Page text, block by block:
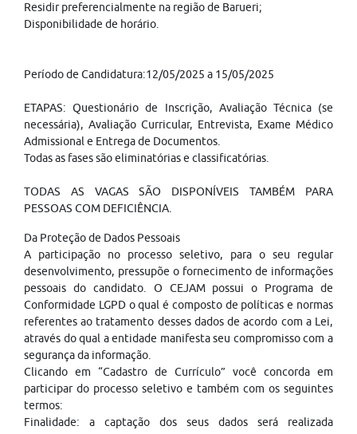
Residir preferencialmente na região de Barueri;
Disponibilidade de horário.
Período de Candidatura:12/05/2025 a 15/05/2025
ETAPAS: Questionário de Inscrição, Avaliação Técnica (se
necessária), Avaliação Curricular, Entrevista, Exame Médico
Admissional e Entrega de Documentos.
Todas as fases são eliminatórias e classificatórias.
TODAS AS VAGAS SÃO DISPONÍVEIS TAMBÉM PARA
PESSOAS COM DEFICIÊNCIA.
Da Proteção de Dados Pessoais
A participação no processo seletivo, para o seu regular
desenvolvimento, pressupõe o fornecimento de informações
pessoais do candidato. O CEJAM possui o Programa de
Conformidade LGPD o qual é composto de políticas e normas
referentes ao tratamento desses dados de acordo com a Lei,
através do qual a entidade manifesta seu compromisso com a
segurança da informação.
Clicando em “Cadastro de Currículo” você concorda em
participar do processo seletivo e também com os seguintes
termos:
Finalidade: a captação dos seus dados será realizada